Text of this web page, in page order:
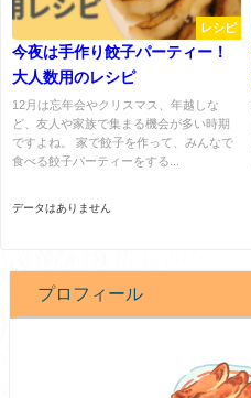
レシピ
今夜は手作り餃子パーティー！
大人数用のレシピ
12月は忘年会やクリスマス、年越しな
ど、友人や家族で集まる機会が多い時期
ですよね。 家で餃子を作って、みんなで
食べる餃子パーティーをする...
データはありません
プロフィール